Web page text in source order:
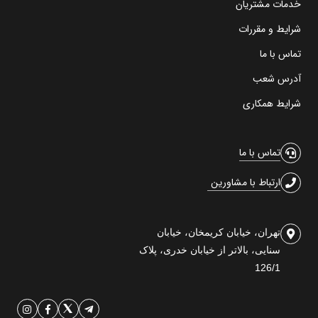
خدمات مشتریان
شرایط و مقررات
تماس با ما
آدرس شعب
شرایط همکاری
تماس با ما
ارتباط با مشاورین
تهران، خیابان کریمخان، خیابان
سنایی، بالاتر از خیابان خدری، پلاک
126/1